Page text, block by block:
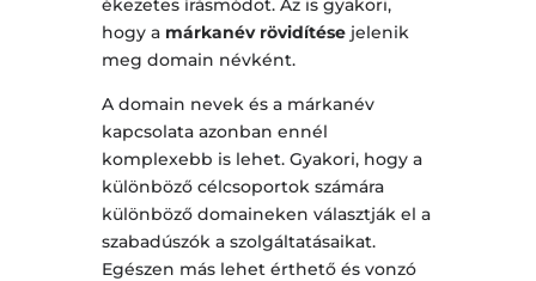
hogy a márkanév rövidítésejelenik
meg domain névként.
A domain nevek és a márkanév
kapcsolata azonban ennél
komplexebb is lehet. Gyakori, hogy a
különböző célcsoportok számára
különböző domaineken választják el a
szabadúszók a szolgáltatásaikat.
Egészen más lehet érthető és vonzó